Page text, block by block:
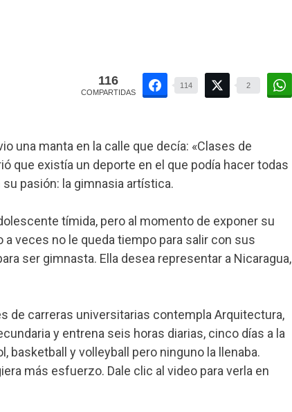
116
COMPARTIDAS
114 2
una manta en la calle que decía: «Clases de
que existía un deporte en el que podía hacer todas
pasión: la gimnasia artística.
tímida, pero al momento de exponer su
a veces no le queda tiempo para salir con sus
ser gimnasta. Ella desea representar a Nicaragua,
de carreras universitarias contempla Arquitectura,
y entrena seis horas diarias, cinco días a la
basketball y volleyball pero ninguno la llenaba.
más esfuerzo. Dale clic al video para verla en